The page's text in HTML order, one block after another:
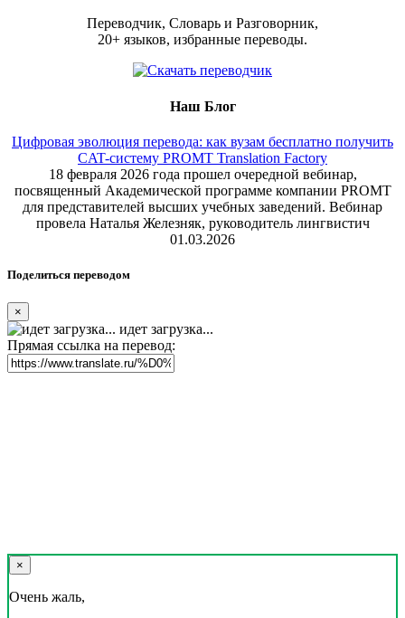
Переводчик, Словарь и Разговорник,
20+ языков, избранные переводы.
Наш Блог
Цифровая эволюция перевода: как вузам бесплатно получить
CAT-систему PROMT Translation Factory
18 февраля 2026 года прошел очередной вебинар,
посвященный Академической программе компании PROMT
для представителей высших учебных заведений. Вебинар
провела Наталья Железняк, руководитель лингвистич
01.03.2026
Поделиться переводом
×
идет загрузка...
Прямая ссылка на перевод:
×
Очень жаль,